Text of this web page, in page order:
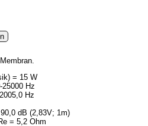
= 15 W
25000 Hz
Hz
dB (2,83V; 1m)
= 5,2 Ohm